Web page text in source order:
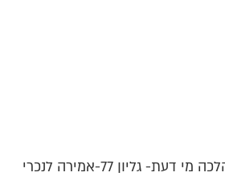
מי דעת- גליון 77-אמירה לנכרי